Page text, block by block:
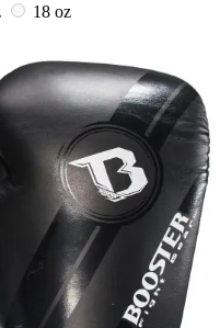
18 oz